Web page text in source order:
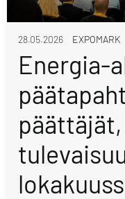
28.05.2026 EXPOMARK
Energia-